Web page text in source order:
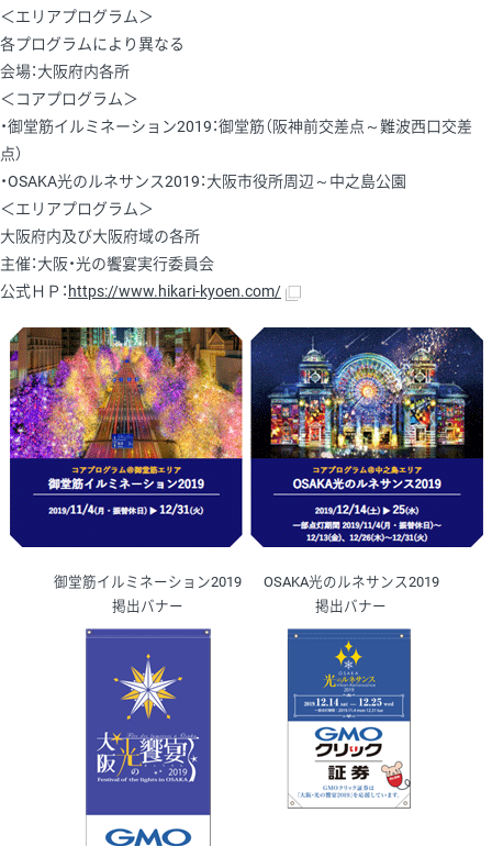
＜エリアプログラム＞
各プログラムにより異なる
会場：大阪府内各所
＜コアプログラム＞
・御堂筋イルミネーション2019：御堂筋（阪神前交差点～難波西口交差
点）
・OSAKA光のルネサンス2019：大阪市役所周辺～中之島公園
＜エリアプログラム＞
大阪府内及び大阪府域の各所
主催：大阪・光の饗宴実行委員会
公式ＨＰ： https://www.hikari-kyoen.com/
御堂筋イルミネーション2019
掲出バナー
OSAKA光のルネサンス2019
掲出バナー